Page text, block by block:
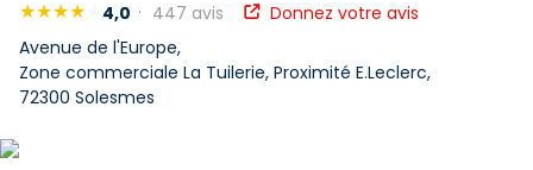
4,0 447 avis
Donnez votre avis
Avenue de l'Europe,
Zone commerciale La Tuilerie, Proximité E.Leclerc,
72300 Solesmes